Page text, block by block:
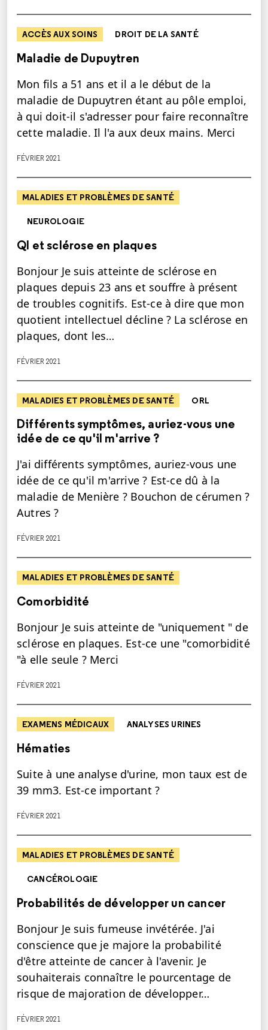
ACCÈS AUX SOINS DROIT DE LA SANTÉ
Maladie de Dupuytren
Mon fils a 51 ans et il a le début de la
maladie de Dupuytren étant au pôle emploi,
à qui doit-il s'adresser pour faire reconnaître
cette maladie. Il l'a aux deux mains. Merci
FÉVRIER 2021
MALADIES ET PROBLÈMES DE SANTÉ
NEUROLOGIE
QI et sclérose en plaques
Bonjour Je suis atteinte de sclérose en
plaques depuis 23 ans et souffre à présent
de troubles cognitifs. Est-ce à dire que mon
quotient intellectuel décline ? La sclérose en
plaques, dont les…
FÉVRIER 2021
MALADIES ET PROBLÈMES DE SANTÉ ORL
Différents symptômes, auriez-vous une
idée de ce qu'il m'arrive ?
J'ai différents symptômes, auriez-vous une
idée de ce qu'il m'arrive ? Est-ce dû à la
maladie de Menière ? Bouchon de cérumen ?
Autres ?
FÉVRIER 2021
MALADIES ET PROBLÈMES DE SANTÉ
Comorbidité
Bonjour Je suis atteinte de "uniquement " de
sclérose en plaques. Est-ce une "comorbidité
"à elle seule ? Merci
FÉVRIER 2021
EXAMENS MÉDICAUX ANALYSES URINES
Hématies
Suite à une analyse d'urine, mon taux est de
39 mm3. Est-ce important ?
FÉVRIER 2021
MALADIES ET PROBLÈMES DE SANTÉ
CANCÉROLOGIE
Probabilités de développer un cancer
Bonjour Je suis fumeuse invétérée. J'ai
conscience que je majore la probabilité
d'être atteinte de cancer à l'avenir. Je
souhaiterais connaître le pourcentage de
risque de majoration de développer…
FÉVRIER 2021